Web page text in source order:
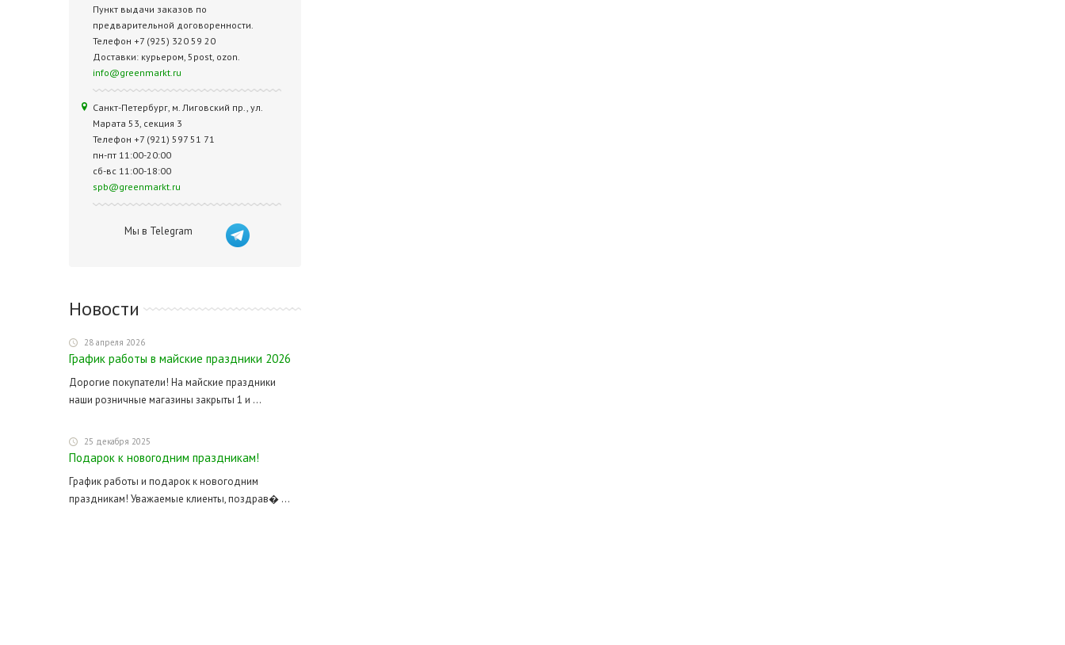
Пункт выдачи заказов по
предварительной договоренности.
Телефон +7 (925) 320 59 20
Доставки: курьером, 5post, ozon.
info@greenmarkt.ru
Санкт-Петербург, м. Лиговский пр., ул.
Марата 53, секция 3
Телефон +7 (921) 597 51 71
пн-пт 11:00-20:00
сб-вс 11:00-18:00
spb@greenmarkt.ru
Мы в Telegram
Новости
28 апреля 2026
График работы в майские праздники 2026
Дорогие покупатели! На майские праздники
наши розничные магазины закрыты 1 и ...
25 декабря 2025
Подарок к новогодним праздникам!
График работы и подарок к новогодним
праздникам! Уважаемые клиенты, поздрав� ...